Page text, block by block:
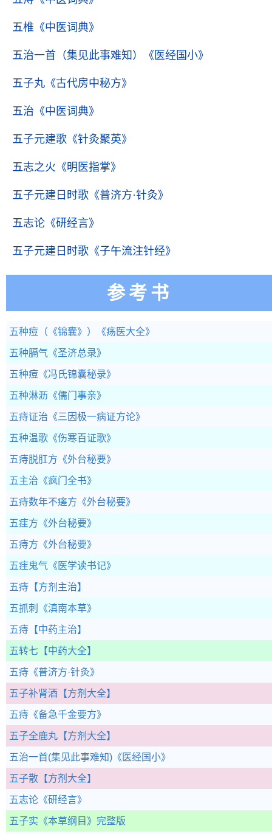
五椎 《中医词典》
五治一首（集见此事难知） 《医经国小》
五子丸 《古代房中秘方》
五治 《中医词典》
五子元建歌 《针灸聚英》
五志之火 《明医指掌》
五子元建日时歌 《普济方·针灸》
五志论 《研经言》
五子元建日时歌 《子午流注针经》
参考书
五种痘（《锦囊》） 《疡医大全》
五种膈气 《圣济总录》
五种痘 《冯氏锦囊秘录》
五种淋沥 《儒门事亲》
五痔证治 《三因极一病证方论》
五种温歌 《伤寒百证歌》
五痔脱肛方 《外台秘要》
五主治 《疯门全书》
五痔数年不瘥方 《外台秘要》
五疰方 《外台秘要》
五痔方 《外台秘要》
五疰鬼气 《医学读书记》
五痔 【方剂主治】
五抓刺 《滇南本草》
五痔 【中药主治】
五转七 【中药大全】
五痔 《普济方·针灸》
五子补肾酒 【方剂大全】
五痔 《备急千金要方》
五子全鹿丸 【方剂大全】
五治一首(集见此事难知) 《医经国小》
五子散 【方剂大全】
五志论 《研经言》
五子实 《本草纲目》完整版